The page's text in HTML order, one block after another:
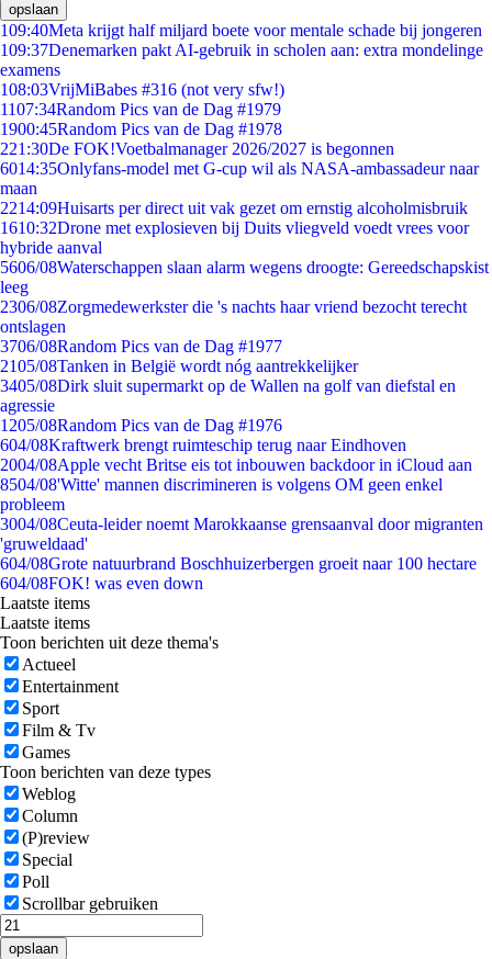
opslaan
109:40Meta krijgt half miljard boete voor mentale schade bij jongeren
109:37Denemarken pakt AI-gebruik in scholen aan: extra mondelinge
examens
108:03VrijMiBabes #316 (not very sfw!)
1107:34Random Pics van de Dag #1979
1900:45Random Pics van de Dag #1978
221:30De FOK!Voetbalmanager 2026/2027 is begonnen
6014:35Onlyfans-model met G-cup wil als NASA-ambassadeur naar
maan
2214:09Huisarts per direct uit vak gezet om ernstig alcoholmisbruik
1610:32Drone met explosieven bij Duits vliegveld voedt vrees voor
hybride aanval
5606/08Waterschappen slaan alarm wegens droogte: Gereedschapskist
leeg
2306/08Zorgmedewerkster die 's nachts haar vriend bezocht terecht
ontslagen
3706/08Random Pics van de Dag #1977
2105/08Tanken in België wordt nóg aantrekkelijker
3405/08Dirk sluit supermarkt op de Wallen na golf van diefstal en
agressie
1205/08Random Pics van de Dag #1976
604/08Kraftwerk brengt ruimteschip terug naar Eindhoven
2004/08Apple vecht Britse eis tot inbouwen backdoor in iCloud aan
8504/08'Witte' mannen discrimineren is volgens OM geen enkel
probleem
3004/08Ceuta-leider noemt Marokkaanse grensaanval door migranten
'gruweldaad'
604/08Grote natuurbrand Boschhuizerbergen groeit naar 100 hectare
604/08FOK! was even down
Laatste items
Laatste items
Toon berichten uit deze thema's
Actueel
Entertainment
Sport
Film & Tv
Games
Toon berichten van deze types
Weblog
Column
(P)review
Special
Poll
Scrollbar gebruiken
opslaan